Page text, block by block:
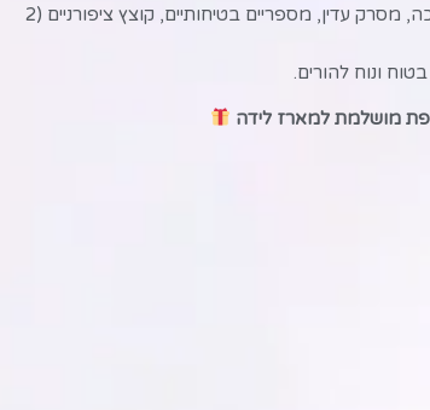
מברשת שיער רכה, מסרק עדין, מספריים בטיחותיים, קוצץ ציפורניים (2
ונוח להורים.
מושלמת למארז לידה